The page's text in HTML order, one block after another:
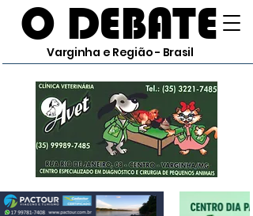
O DEBATE
Varginha e Região - Brasil